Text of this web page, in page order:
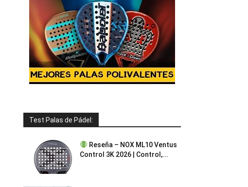
Test Palas de Pádel:
Reseña – NOX ML10 Ventus
Control 3K 2026 | Control,...